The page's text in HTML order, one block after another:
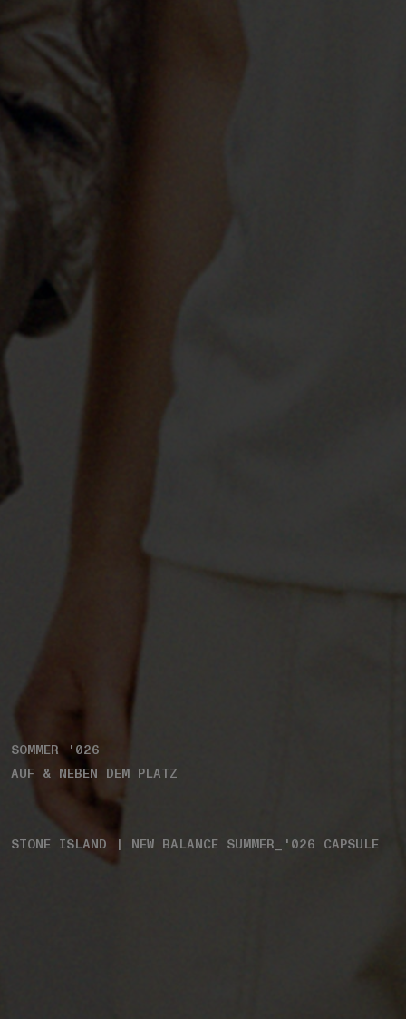
SOMMER '026
AUF & NEBEN DEM PLATZ
STONE ISLAND | NEW BALANCE SUMMER_'026 CAPSULE